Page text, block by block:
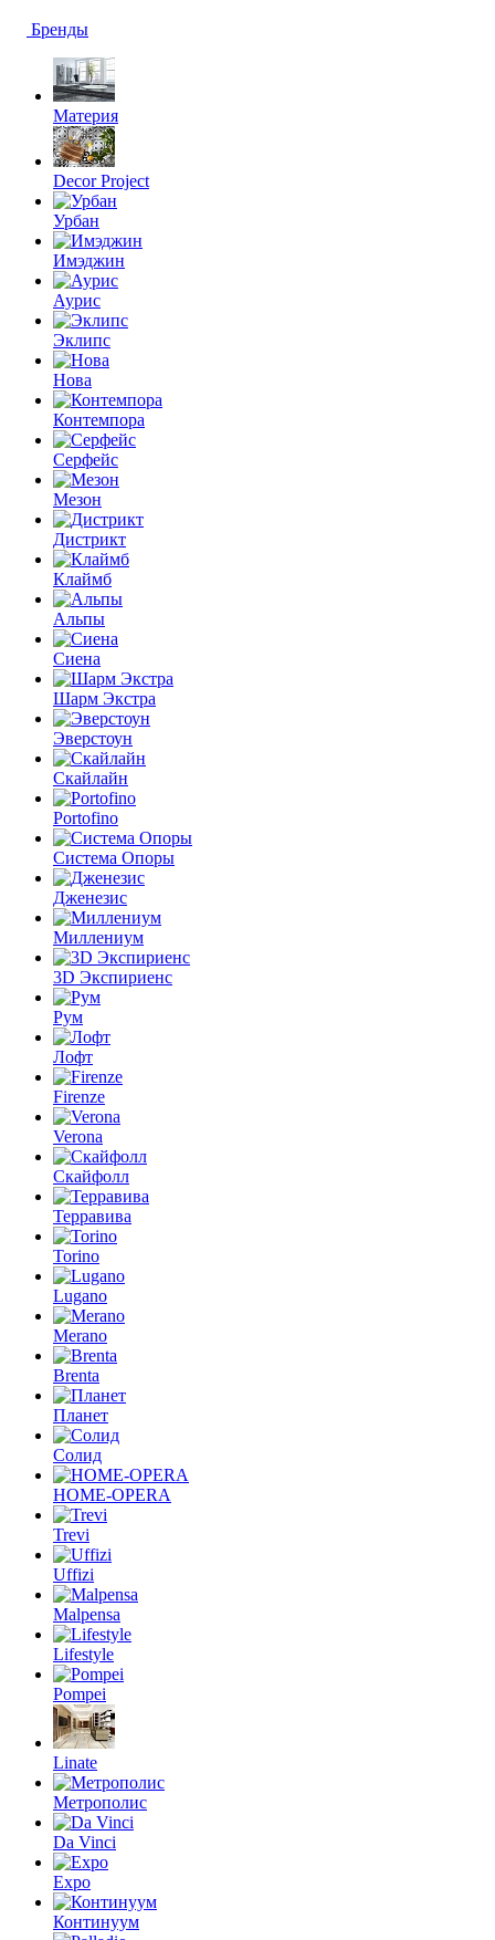
Бренды
Материя
Decor Project
Урбан
Имэджин
Аурис
Эклипс
Нова
Контемпора
Серфейс
Мезон
Дистрикт
Клаймб
Альпы
Сиена
Шарм Экстра
Эверстоун
Скайлайн
Portofino
Система Опоры
Дженезис
Миллениум
3D Экспириенс
Рум
Лофт
Firenze
Verona
Скайфолл
Терравива
Torino
Lugano
Merano
Brenta
Планет
Солид
HOME-OPERA
Trevi
Uffizi
Malpensa
Lifestyle
Pompei
Linate
Метрополис
Da Vinci
Expo
Континуум